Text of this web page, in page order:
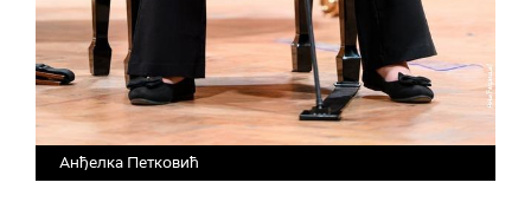
Анђелка Петковић